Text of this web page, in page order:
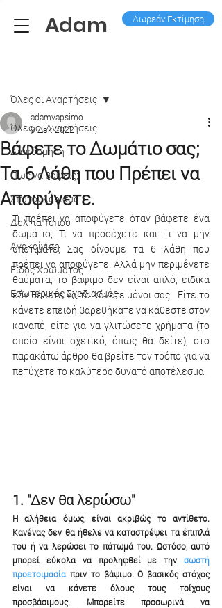
Adam Δωρεάν Εκτίμηση
Όλες οι Aναρτήσεις
Διακόσμηση
Πως να βάψεις;
Σπατουλάρισμα
Δελτία Τύπου
Ανακαίνιση
Είδος Χρώματος
Εσωτερικός Σχεδιασμός
Όλες οι Aναρτήσεις
Βάφετε το Δωμάτιο σας;
Τα 6 Λάθη που Πρέπει να
Αποφύγετε.
adamvapsimo
9 Δεκ 2022
Τι πρέπει να αποφύγετε όταν βάφετε ένα
δωμάτιο; Τι να προσέχετε και τι να μην
υποτιμάτε; Σας δίνουμε τα 6 λάθη που
πρέπει να αποφύγετε. Αλλά μην περιμένετε
θαύματα, το βάψιμο δεν είναι απλό, ειδικά
εάν θέλετε να το κάνετε μόνοι σας.  Είτε το
κάνετε επειδή βαρεθήκατε να κάθεστε στον
καναπέ, είτε για να γλιτώσετε χρήματα (το
οποίο είναι σχετικό, όπως θα δείτε), στο
παρακάτω άρθρο θα βρείτε τον τρόπο για να
πετύχετε το καλύτερο δυνατό αποτέλεσμα.
1. "Δεν θα λερώσω"
Η αλήθεια όμως, είναι ακριβώς το αντίθετο.
Κανένας δεν θα ήθελε να καταστρέψει τα έπιπλά
του ή να λερώσει το πάτωμά του. Ωστόσο, αυτό
μπορεί εύκολα να προληφθεί με την σωστή
προετοιμασία πριν το βάψιμο. Ο βασικός στόχος
είναι να κάνετε όλους τους τοίχους
προσβάσιμους. Μπορείτε προσωρινά να